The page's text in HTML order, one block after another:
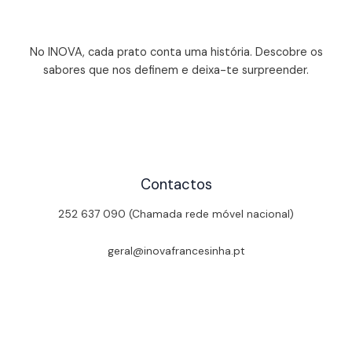
No INOVA, cada prato conta uma história. Descobre os
sabores que nos definem e deixa-te surpreender.
Contactos
252 637 090 (Chamada rede móvel nacional)
geral@inovafrancesinha.pt